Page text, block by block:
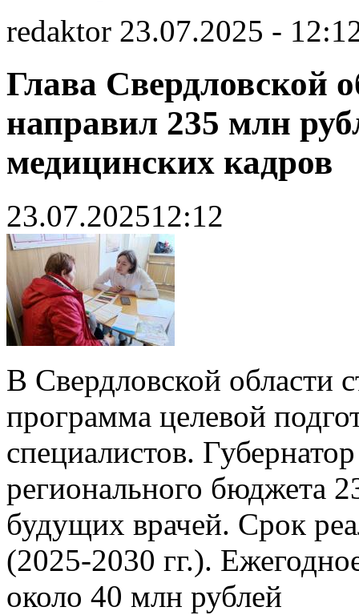
redaktor 23.07.2025 -
Глава Свердловской
направил 235 млн
медицинских кадров
23.07.202512:12
В Свердловской области
программа целевой
специалистов.
регионального бюджета
будущих врачей. Срок
(2025-2030 гг.).
около 40 млн рублей